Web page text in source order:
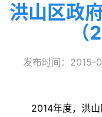
洪山区政
发布时间：2015-
2014年度，洪山